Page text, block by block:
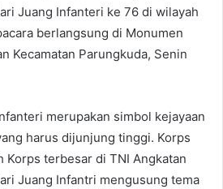
Juang Infanteri ke 76 di wilayah
berlangsung di Monumen
Kecamatan Parungkuda, Senin
merupakan simbol kejayaan
harus dijunjung tinggi. Korps
Korps terbesar di TNI Angkatan
Juang Infantri mengusung tema